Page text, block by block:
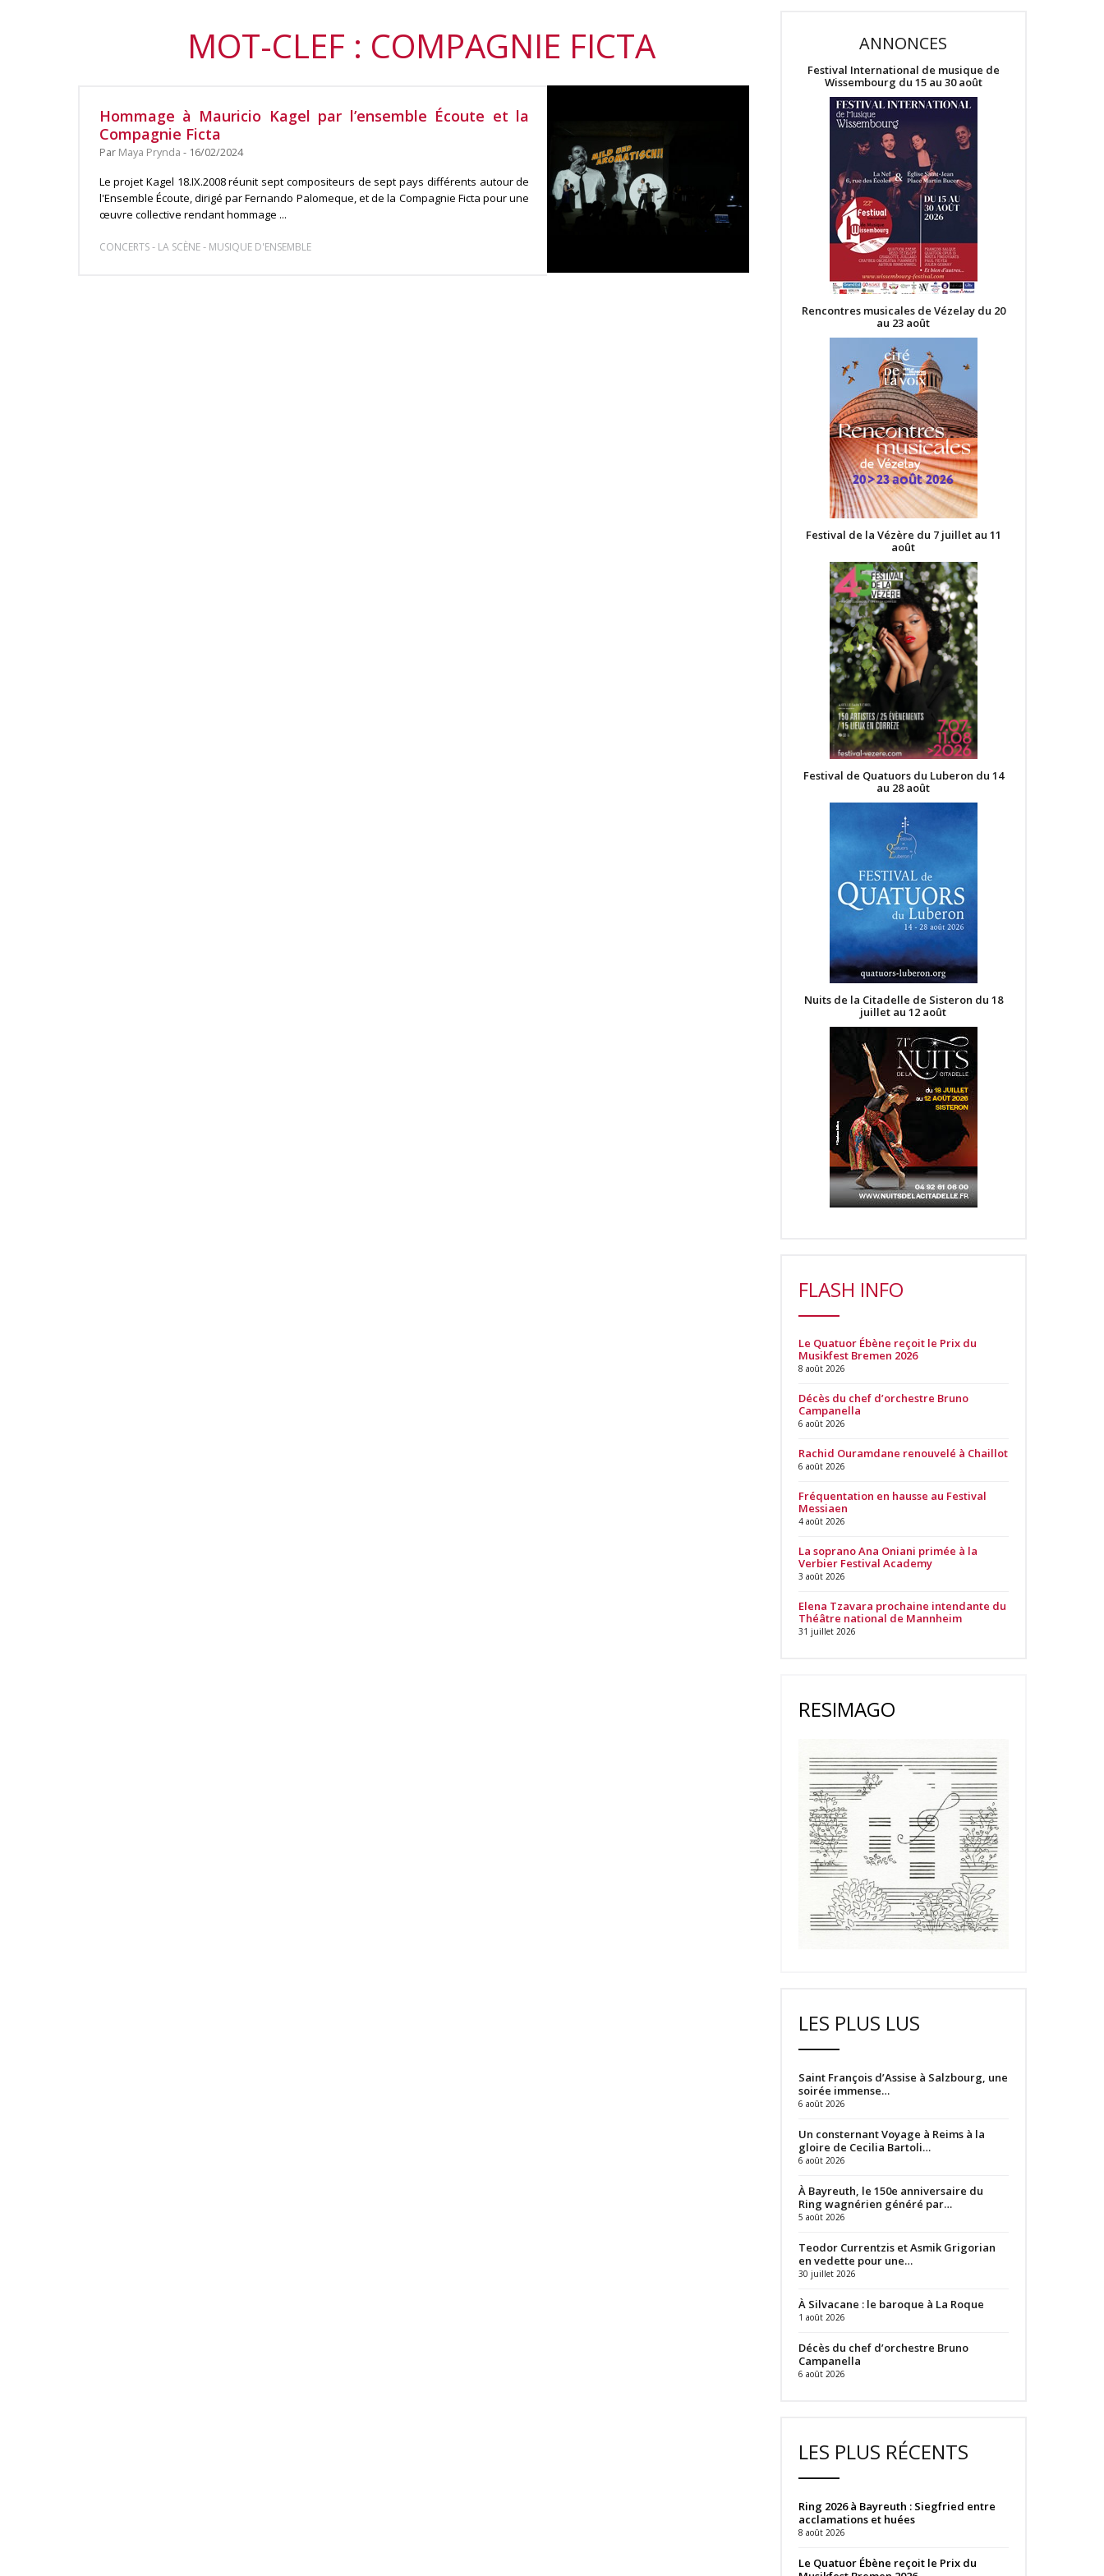
MOT-CLEF : COMPAGNIE FICTA
Hommage à Mauricio Kagel par l’ensemble Écoute et la
Compagnie Ficta
Par Maya Prynda - 16/02/2024
Le projet Kagel 18.IX.2008 réunit sept compositeurs de sept pays différents autour de
l'Ensemble Écoute, dirigé par Fernando Palomeque, et de la Compagnie Ficta pour une
œuvre collective rendant hommage ...
CONCERTS- LA SCÈNE- MUSIQUE D'ENSEMBLE
ANNONCES
Festival International de musique de
Wissembourg du 15 au 30 août
Rencontres musicales de Vézelay du 20
au 23 août
Festival de la Vézère du 7 juillet au 11
août
Festival de Quatuors du Luberon du 14
au 28 août
Nuits de la Citadelle de Sisteron du 18
juillet au 12 août
FLASH INFO
Le Quatuor Ébène reçoit le Prix du
Musikfest Bremen 2026
8 août 2026
Décès du chef d’orchestre Bruno
Campanella
6 août 2026
Rachid Ouramdane renouvelé à Chaillot
6 août 2026
Fréquentation en hausse au Festival
Messiaen
4 août 2026
La soprano Ana Oniani primée à la
Verbier Festival Academy
3 août 2026
Elena Tzavara prochaine intendante du
Théâtre national de Mannheim
31 juillet 2026
RESIMAGO
LES PLUS LUS
Saint François d’Assise à Salzbourg, une
soirée immense…
6 août 2026
Un consternant Voyage à Reims à la
gloire de Cecilia Bartoli…
6 août 2026
À Bayreuth, le 150e anniversaire du
Ring wagnérien généré par…
5 août 2026
Teodor Currentzis et Asmik Grigorian
en vedette pour une…
30 juillet 2026
À Silvacane : le baroque à La Roque
1 août 2026
Décès du chef d’orchestre Bruno
Campanella
6 août 2026
LES PLUS RÉCENTS
Ring 2026 à Bayreuth : Siegfried entre
acclamations et huées
8 août 2026
Le Quatuor Ébène reçoit le Prix du